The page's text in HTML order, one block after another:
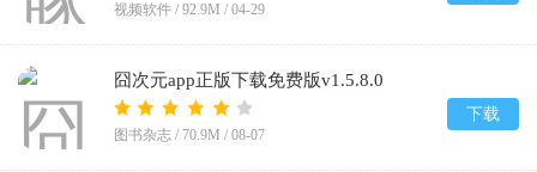
视频软件 / 92.9M / 04-29
囧次元app正版下载免费版v1.5.8.0
图书杂志 / 70.9M / 08-07
下载